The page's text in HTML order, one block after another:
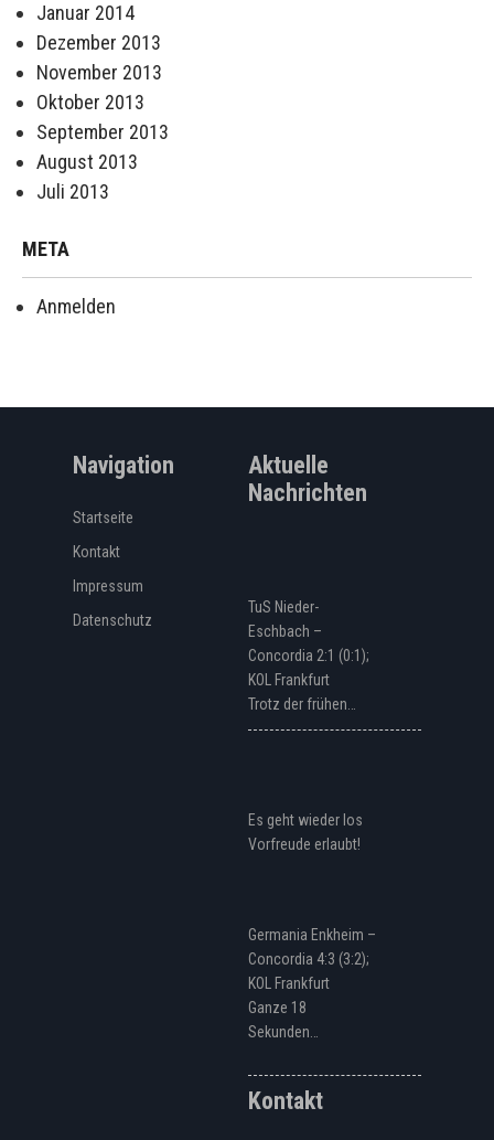
Januar 2014
Dezember 2013
November 2013
Oktober 2013
September 2013
August 2013
Juli 2013
META
Anmelden
Navigation
Startseite
Kontakt
Impressum
Datenschutz
Aktuelle
Nachrichten
TuS Nieder-
Eschbach –
Concordia 2:1 (0:1);
KOL Frankfurt
Trotz der frühen…
Es geht wieder los
Vorfreude erlaubt!
Germania Enkheim –
Concordia 4:3 (3:2);
KOL Frankfurt
Ganze 18
Sekunden…
Kontakt